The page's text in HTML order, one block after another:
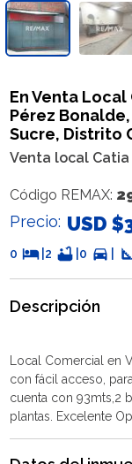
En Venta
Pérez
Sucre, Distrito
Venta local Catia
Código REMAX:
Precio: USD
0 hotel 2 bathtub 0 directions_car square_foot
Descripción
Local Comercial en
con fácil acceso,
cuenta con 93mts,2